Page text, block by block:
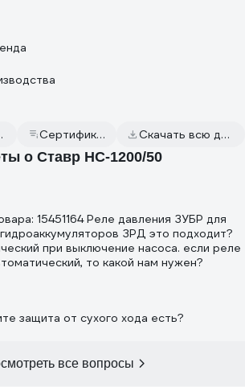
Сертификат дилера Скачать всю документацию
о Ставр НС-1200/50
15451164 Реле давления ЗУБР для
ЗРД это подходит?
при выключение насоса. если реле
то какой нам нужен?
защита от сухого хода есть?
все вопросы